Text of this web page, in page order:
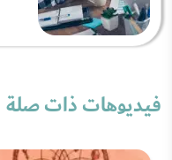
فيديوهات ذات صلة